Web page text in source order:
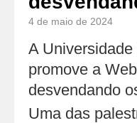
4 de maio de 2024
A
promove a
desvendando
Uma das